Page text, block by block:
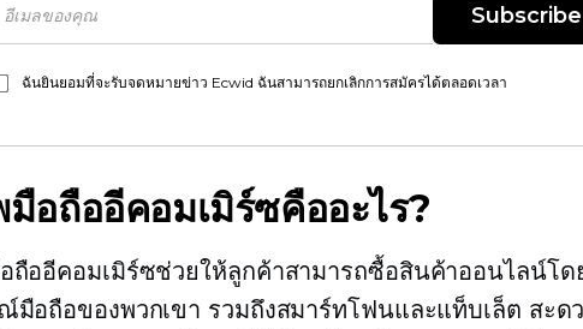
Subscribe
ฉันยินยอมที่จะรับจดหมายข่าว Ecwid ฉันสามารถยกเลิกการสมัครได้ตลอดเวลา
อถืออีคอมเมิร์ซคืออะไร?
ถืออีคอมเมิร์ซช่วยให้ลูกค้าสามารถซื้อสินค้าออนไลน์โด
มือถือของพวกเขา รวมถึงสมาร์ทโฟนและแท็บเล็ต สะด